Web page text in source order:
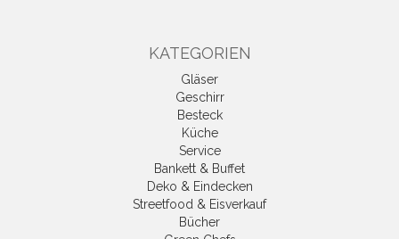
KATEGORIEN
Gläser
Geschirr
Besteck
Küche
Service
Bankett & Buffet
Deko & Eindecken
Streetfood & Eisverkauf
Bücher